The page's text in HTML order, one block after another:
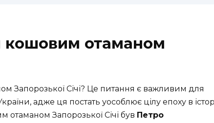
кошовим отаманом
Запорозької Січі? Це питання є важливим для
адже ця постать уособлює цілу епоху в
Запорозької Січі був Петро